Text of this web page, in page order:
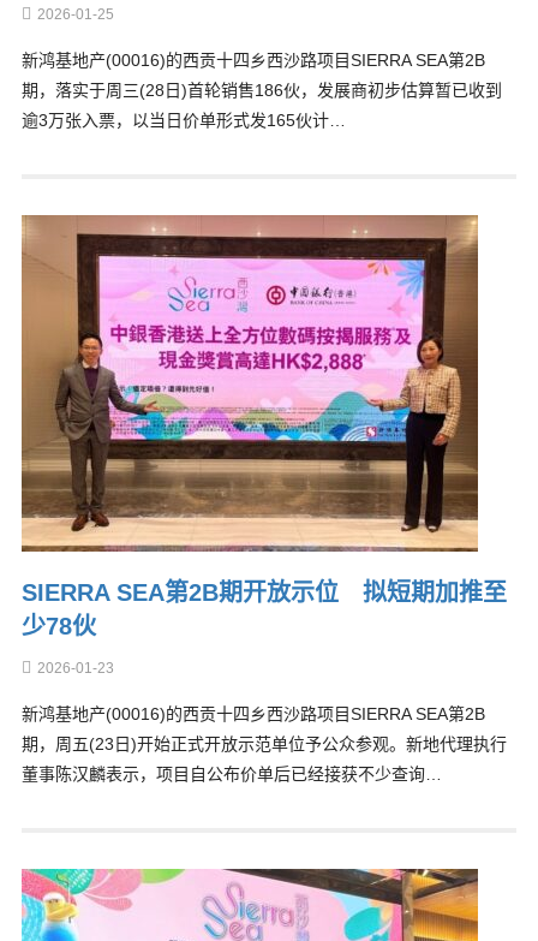
2026-01-25
新鸿基地产(00016)的西贡十四乡西沙路项目SIERRA SEA第2B
期，落实于周三(28日)首轮销售186伙，发展商初步估算暂已收到
逾3万张入票，以当日价单形式发165伙计…
SIERRA SEA第2B期开放示位 拟短期加推至
少78伙
2026-01-23
新鸿基地产(00016)的西贡十四乡西沙路项目SIERRA SEA第2B
期，周五(23日)开始正式开放示范单位予公众参观。新地代理执行
董事陈汉麟表示，项目自公布价单后已经接获不少查询…